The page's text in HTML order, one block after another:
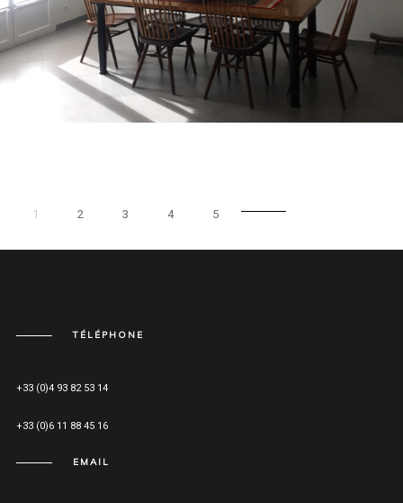
1 2 3 4 5
TÉLÉPHONE
+33 (0)4 93 82 53 14
+33 (0)6 11 88 45 16
EMAIL